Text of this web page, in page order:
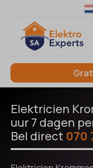
Elektricien
uur 7 dagen
Bel direct 070